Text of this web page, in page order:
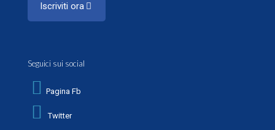
Iscriviti ora
Seguici sui social
Pagina Fb
Twitter